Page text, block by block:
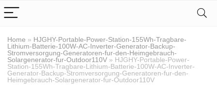
Home » HJGHY-Portable-Power-Station-155Wh-Tragbare-
Lithium-Batterie-100W-AC-Inverter-Generator-Backup-
Stromversorgung-Generatoren-fur-den-Heimgebrauch-
Solargenerator-fur-Outdoor110V » HJGHY-Portable-Power-
Station-155Wh-Tragbare-Lithium-Batterie-100W-AC-Inverter-
Generator-Backup-Stromversorgung-Generatoren-fur-den-
Heimgebrauch-Solargenerator-fur-Outdoor110V